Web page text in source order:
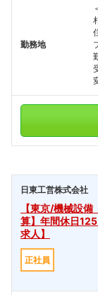
勤務地
日東工営株式会社
【東京/機械設
算】年間休日
求人】
正社員